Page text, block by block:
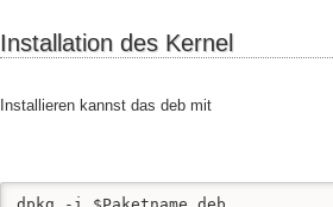
Installation des Kernel
Installieren kannst das deb mit